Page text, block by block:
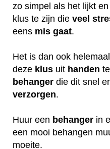
zo simpel als het lijkt
klus te zijn die veel
eens mis gaat.
Het is dan ook
deze klus uit handen
behanger die dit snel
verzorgen.
Huur een behanger in
een mooi behangen
moeite.